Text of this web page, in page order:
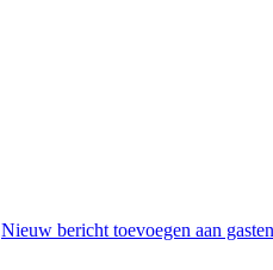
Nieuw bericht toevoegen aan